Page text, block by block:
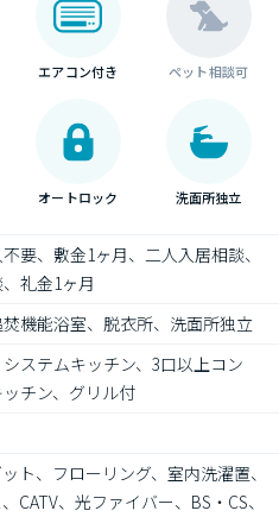
エアコン付き ペット相談可
オートロック 洗面所独立
要、敷金1ヶ月、二人入居相談、
礼金1ヶ月
機能浴室、脱衣所、洗面所独立
ステムキッチン、3口以上コン
チン、グリル付
ト、フローリング、室内洗濯置、
CATV、光ファイバー、BS・CS、